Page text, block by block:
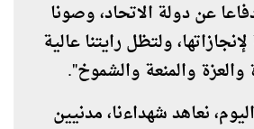
عن دولة الاتحاد، وصونا
ولتظل رايتنا عالية
والعزة والمنعة والشموخ".
نعاهد شهداءنا، مدنيين